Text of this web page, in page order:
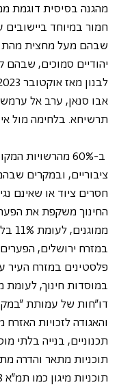
מהגנה בסיסית דוגמת
חמור במיוחד ביישובים
שבהם מעל מחצית
יהודיים סמוכים, שבהם
אבו סנאן, ערב אל
תרשיחא. בלחימה מול
ב-60% מהרשויות
ציבוריים, ובמקרים
חסרים ציוד או שאינם
במוסדות חינוך, לעומת
דו"חות של עמותת
והאגודה לזכויות
תכנוניים, בנייה בלתי
תוכניות מתאר והדרה